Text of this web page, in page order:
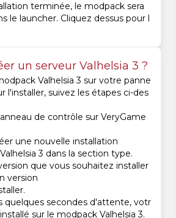
terminée, le modpack sera
le launcher. Cliquez dessus pour l
un serveur Valhelsia 3 ?
Valhelsia 3 sur votre panne
l'installer, suivez les étapes ci-des
de contrôle sur VeryGame
une nouvelle installation
3 dans la section type.
que vous souhaitez installer
version
quelques secondes d'attente, votr
sur le modpack Valhelsia 3.